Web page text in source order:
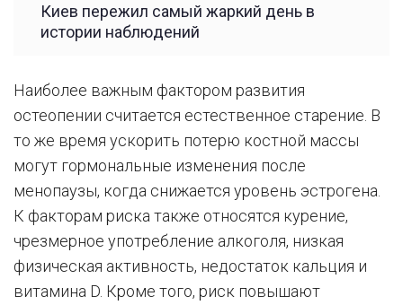
Киев пережил самый жаркий день в
истории наблюдений
Наиболее важным фактором развития
остеопении считается естественное старение. В
то же время ускорить потерю костной массы
могут гормональные изменения после
менопаузы, когда снижается уровень эстрогена.
К факторам риска также относятся курение,
чрезмерное употребление алкоголя, низкая
физическая активность, недостаток кальция и
витамина D. Кроме того, риск повышают